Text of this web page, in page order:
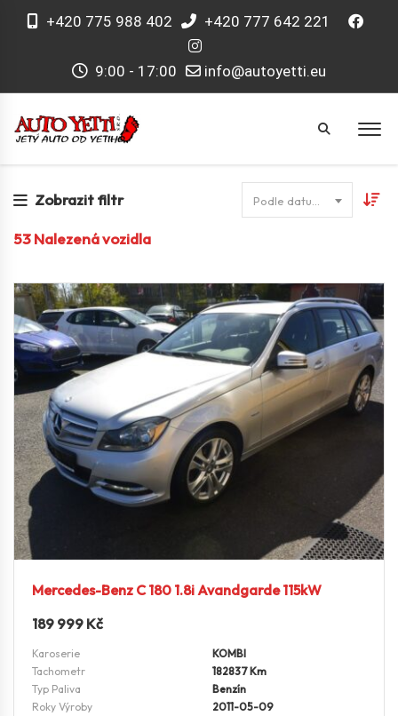
+420 775 988 402 +420 777 642 221
9:00 - 17:00 info@autoyetti.eu
Zobrazit filtr
53Nalezená vozidla
Mercedes-Benz C 180 1.8i Avandgarde 115kW
189 999 Kč
Karoserie
KOMBI
Tachometr
182837 Km
Typ Paliva
Benzín
Roky Výroby
2011-05-09